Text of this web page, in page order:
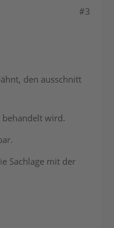
#3
den ausschnitt
behandelt wird.
Sachlage mit der